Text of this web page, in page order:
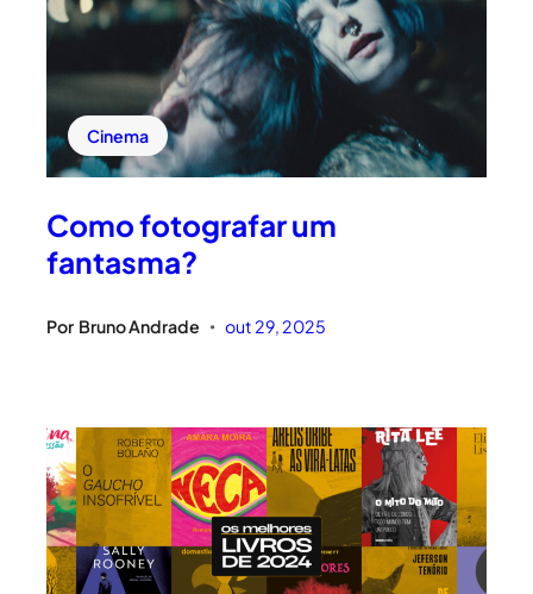
Cinema
Como fotografar um
fantasma?
Por Bruno Andrade • out 29, 2025